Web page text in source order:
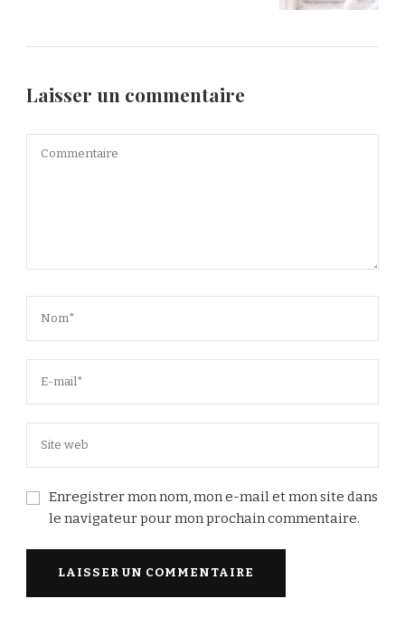
Laisser un commentaire
Enregistrer mon nom, mon e-mail et mon site dans
le navigateur pour mon prochain commentaire.